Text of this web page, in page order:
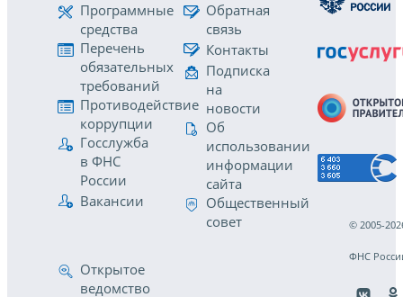
Программные
средства
Перечень
обязательных
требований
Противодействие
коррупции
Госслужба
в ФНС
России
Вакансии
Обратная
связь
Контакты
Подписка
на
новости
Об
использовании
информации
сайта
Общественный
совет
Открытое
ведомство
© 2005-
ФНС